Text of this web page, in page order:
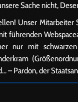
Sache nicht,
Unser
führenden
nur mit
– Pardon, der